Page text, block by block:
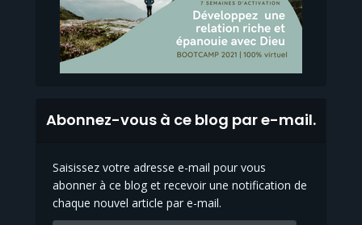
Abonnez-vous à ce blog par e-mail.
Saisissez votre adresse e-mail pour vous
abonner à ce blog et recevoir une notification de
chaque nouvel article par e-mail.